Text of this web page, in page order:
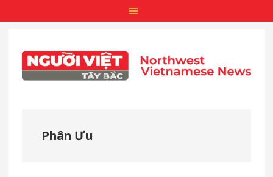
main
content
primary
sidebar
footer
Phân Ưu